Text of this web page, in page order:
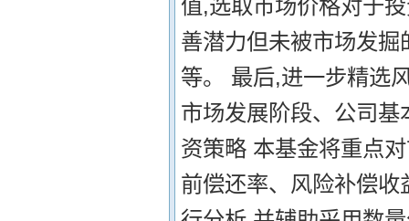
值,选取市场价格对于
善潜力但未被市场发
等。 最后,进一步精选
市场发展阶段、公司
资策略 本基金将重点
前偿还率、风险补偿